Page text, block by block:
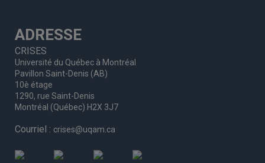
ADRESSE
CRISES
Université du Québec à Montréal
Pavillon Saint-Denis (AB)
10è étage
1290, rue Saint-Denis
Montréal (Québec) H2X 3J7
Courriel : crises@uqam.ca